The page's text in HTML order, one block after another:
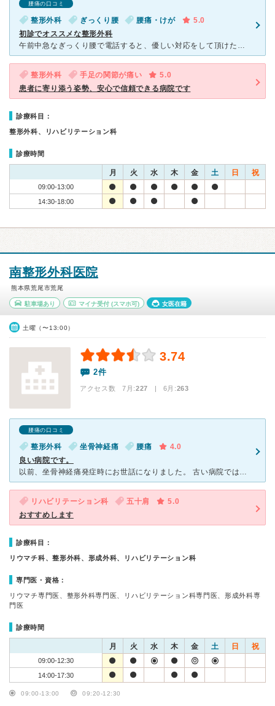
腰痛の口コミ
整形外科 ぎっくり腰 腰痛・けが
5.0
初診でオススメな整形外科
午前中急なぎっくり腰で電話すると、優しい対応をして頂けた受付職員さん、初受診、前田先生や看護師さんリハビリの先生の丁寧で優しく詳しい説明して頂きました。前田先生もしっかり診て頂けるので安心して通院リハ
整形外科 手足の関節が痛い
5.0
患者に寄り添う姿勢、安心で信頼できる病院です
診療科目：
整形外科、リハビリテーション科
診療時間
月 火 水 木 金 土 日 祝
09:00-13:00
14:30-18:00
南整形外科医院
熊本県荒尾市荒尾
駐車場あり マイナ受付(スマホ可) 女医在籍
土曜（〜13:00）
3.74
2件
アクセス数 7月:227 | 6月:263
腰痛の口コミ
整形外科 坐骨神経痛 腰痛
4.0
良い病院です。
以前、坐骨神経痛発症時にお世話になりました。 古い病院ではありますが、清掃がしっかりと行き届いて全体的にきれいな印象です。待合室には足腰が悪い人も座れるように、畳と椅子両方あるので親切です。
リハビリテーション科 五十肩
5.0
おすすめします
診療科目：
リウマチ科、整形外科、形成外科、リハビリテーション科
専門医・資格：
リウマチ専門医、整形外科専門医、リハビリテーション科専門医、形成外科専
門医
診療時間
月 火 水 木 金 土 日 祝
09:00-12:30
14:00-17:30
09:00-13:00 09:20-12:30